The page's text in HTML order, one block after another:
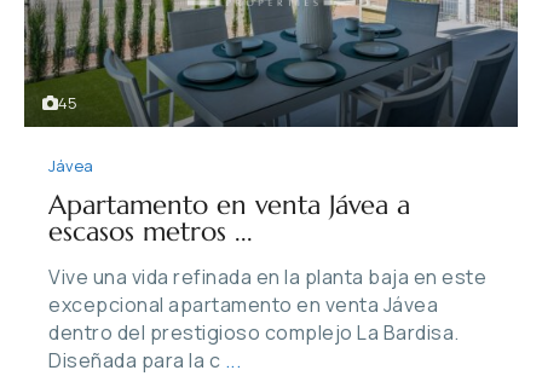
45
Jávea
Apartamento en venta Jávea a
escasos metros ...
Vive una vida refinada en la planta baja en este
excepcional apartamento en venta Jávea
dentro del prestigioso complejo La Bardisa.
Diseñada para la c ...